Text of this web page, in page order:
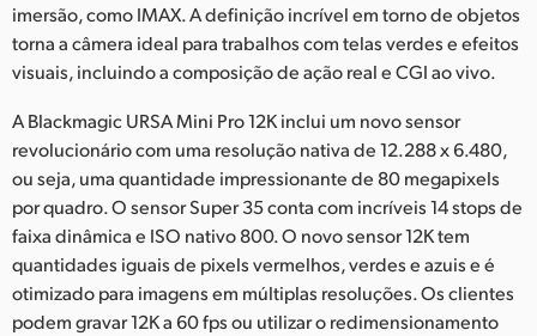
imersão, como IMAX. A definição incrível em torno de objetos
torna a câmera ideal para trabalhos com telas verdes e efeitos
visuais, incluindo a composição de ação real e CGI ao vivo.
A Blackmagic URSA Mini Pro 12K inclui um novo sensor
revolucionário com uma resolução nativa de 12.288 x 6.480,
ou seja, uma quantidade impressionante de 80 megapixels
por quadro. O sensor Super 35 conta com incríveis 14 stops de
faixa dinâmica e ISO nativo 800. O novo sensor 12K tem
quantidades iguais de pixels vermelhos, verdes e azuis e é
otimizado para imagens em múltiplas resoluções. Os clientes
podem gravar 12K a 60 fps ou utilizar o redimensionamento